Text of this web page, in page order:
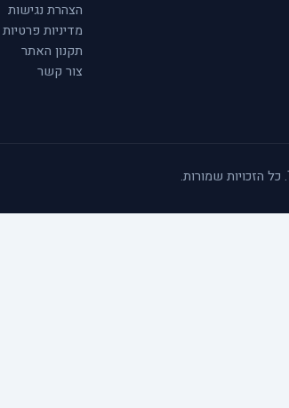
הצהרת נגישות
מדיניות פרטיות
תקנון האתר
צור קשר